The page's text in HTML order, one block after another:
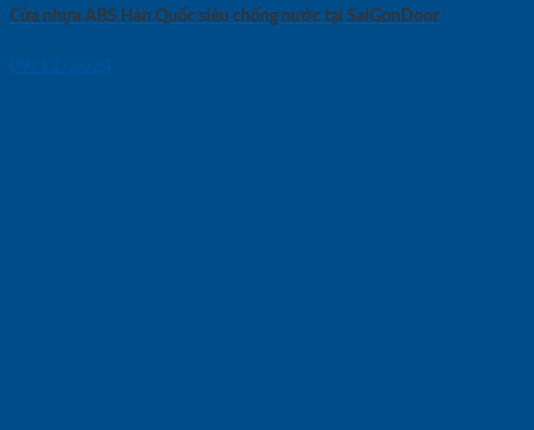
Cửa nhựa ABS Hàn Quốc siêu chống nước tại SaiGonDoor
09/12/2024